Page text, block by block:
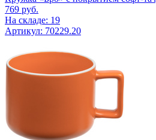
769 руб.
На складе: 19
Артикул: 70229.20